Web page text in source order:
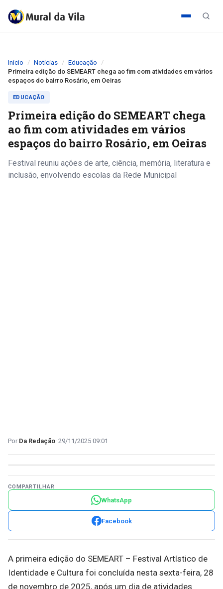
Início Notícias
Educação
Primeira edição do SEMEART chega ao fim com atividades em vários
espaços do bairro Rosário, em Oeiras
EDUCAÇÃO
Primeira edição do SEMEART chega
ao fim com atividades em vários
espaços do bairro Rosário, em Oeiras
Festival reuniu ações de arte, ciência, memória, literatura e
inclusão, envolvendo escolas da Rede Municipal
Da Redação 29/11/2025 09:01
COMPARTILHAR
WhatsApp
Facebook
A primeira edição do SEMEART – Festival Artístico de
Identidade e Cultura foi concluída nesta sexta-feira, 28
de novembro de 2025, após um dia de atividades